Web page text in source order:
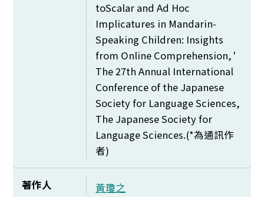
toScalar and Ad Hoc
Implicatures in Mandarin-
Speaking Children: Insights
from Online Comprehension, '
The 27th Annual International
Conference of the Japanese
Society for Language Sciences,
The Japanese Society for
Language Sciences.(*為通訊作
者)
著作人 黃瓊之